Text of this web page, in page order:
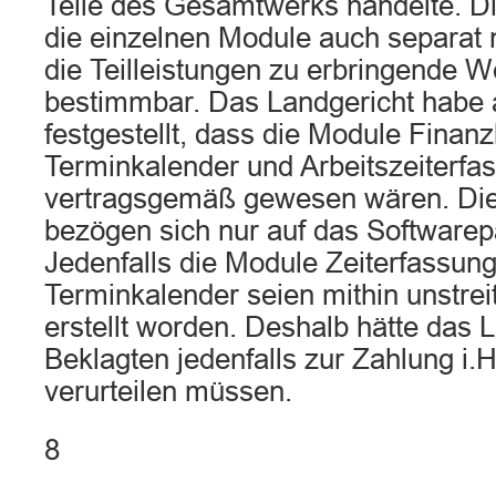
die einzelnen Module auch separat
die Teilleistungen zu erbringende
bestimmbar. Das Landgericht habe
festgestellt, dass die Module
Terminkalender und
vertragsgemäß gewesen wären.
bezögen sich nur auf das
Jedenfalls die Module
Terminkalender seien mithin
erstellt worden. Deshalb hätte das
Beklagten jedenfalls zur Zahlung
verurteilen müssen.
8